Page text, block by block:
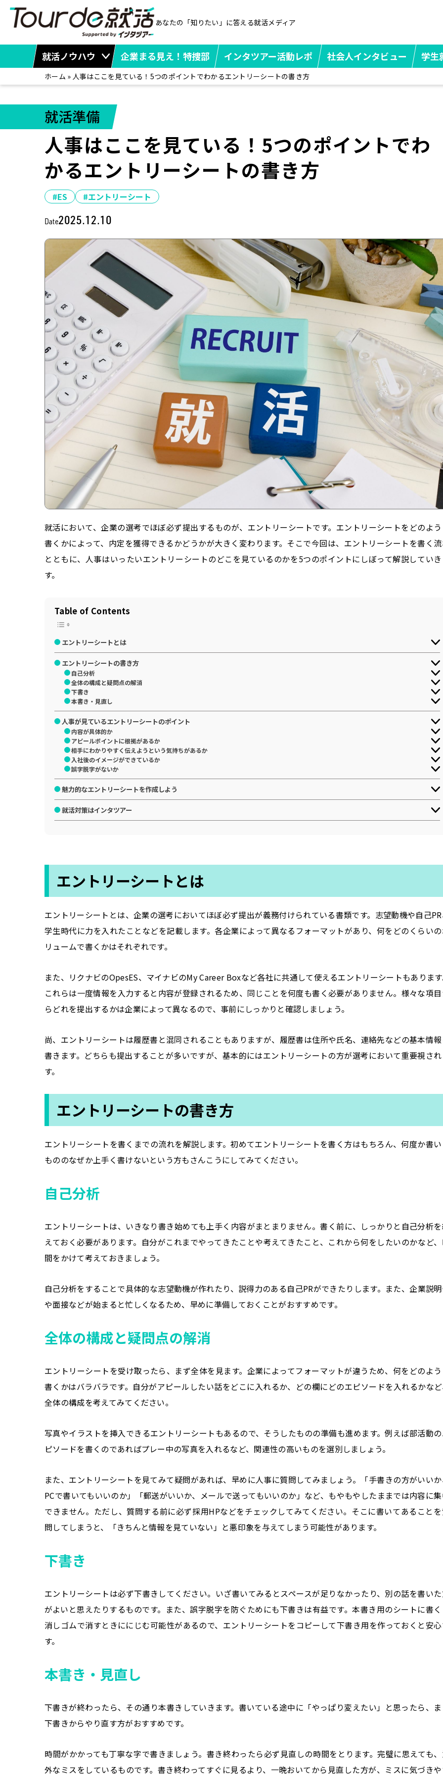
あなたの「知りたい」に答える就活メディア
就活ノウハウ 企業まる見え！特捜部 インタツアー活動レポ 社会人インタビュー 学生
ホーム » 人事はここを見ている！5つのポイントでわかるエントリーシートの書き方
就活準備
人事はここを見ている！5つのポイントでわ
かるエントリーシートの書き方
#ES #エントリーシート
Date2025.12.10
就活において、企業の選考でほぼ必ず提出するものが、エントリーシートです。エントリーシートをどのよ
書くかによって、内定を獲得できるかどうかが大きく変わります。そこで今回は、エントリーシートを書く
とともに、人事はいったいエントリーシートのどこを見ているのかを5つのポイントにしぼって解説してい
す。
Table of Contents
エントリーシートとは
エントリーシートの書き方
自己分析
全体の構成と疑問点の解消
下書き
本書き・見直し
人事が見ているエントリーシートのポイント
内容が具体的か
アピールポイントに根拠があるか
相手にわかりやすく伝えようという気持ちがあるか
入社後のイメージができているか
誤字脱字がないか
魅力的なエントリーシートを作成しよう
就活対策はインタツアー
エントリーシートとは
エントリーシートとは、企業の選考においてほぼ必ず提出が義務付けられている書類です。志望動機や自己
学生時代に力を入れたことなどを記載します。各企業によって異なるフォーマットがあり、何をどのくらい
リュームで書くかはそれぞれです。
また、リクナビのOpesES、マイナビのMy Career Boxなど各社に共通して使えるエントリーシートもありま
これらは一度情報を入力すると内容が登録されるため、同じことを何度も書く必要がありません。様々な項
らどれを提出するかは企業によって異なるので、事前にしっかりと確認しましょう。
尚、エントリーシートは履歴書と混同されることもありますが、履歴書は住所や氏名、連絡先などの基本情
書きます。どちらも提出することが多いですが、基本的にはエントリーシートの方が選考において重要視さ
す。
エントリーシートの書き方
エントリーシートを書くまでの流れを解説します。初めてエントリーシートを書く方はもちろん、何度か書
もののなぜか上手く書けないという方もさんこうにしてみてください。
自己分析
エントリーシートは、いきなり書き始めても上手く内容がまとまりません。書く前に、しっかりと自己分析
えておく必要があります。自分がこれまでやってきたことや考えてきたこと、これから何をしたいのかなど
間をかけて考えておきましょう。
自己分析をすることで具体的な志望動機が作れたり、説得力のある自己PRができたりします。また、企業説
や面接などが始まると忙しくなるため、早めに準備しておくことがおすすめです。
全体の構成と疑問点の解消
エントリーシートを受け取ったら、まず全体を見ます。企業によってフォーマットが違うため、何をどのよ
書くかはバラバラです。自分がアピールしたい話をどこに入れるか、どの欄にどのエピソードを入れるかな
全体の構成を考えてみてください。
写真やイラストを挿入できるエントリーシートもあるので、そうしたものの準備も進めます。例えば部活動
ピソードを書くのであればプレー中の写真を入れるなど、関連性の高いものを選別しましょう。
また、エントリーシートを見てみて疑問があれば、早めに人事に質問してみましょう。「手書きの方がいい
PCで書いてもいいのか」「郵送がいいか、メールで送ってもいいのか」など、もやもやしたままでは内容に
できません。ただし、質問する前に必ず採用HPなどをチェックしてみてください。そこに書いてあること
問してしまうと、「きちんと情報を見ていない」と悪印象を与えてしまう可能性があります。
下書き
エントリーシートは必ず下書きしてください。いざ書いてみるとスペースが足りなかったり、別の話を書い
がよいと思えたりするものです。また、誤字脱字を防ぐためにも下書きは有益です。本書き用のシートに書
消しゴムで消すときににじむ可能性があるので、エントリーシートをコピーして下書き用を作っておくと安
す。
本書き・見直し
下書きが終わったら、その通り本書きしていきます。書いている途中に「やっぱり変えたい」と思ったら、
下書きからやり直す方がおすすめです。
時間がかかっても丁寧な字で書きましょう。書き終わったら必ず見直しの時間をとります。完璧に思えても
外なミスをしているものです。書き終わってすぐに見るより、一晩おいてから見直した方が、ミスに気づき